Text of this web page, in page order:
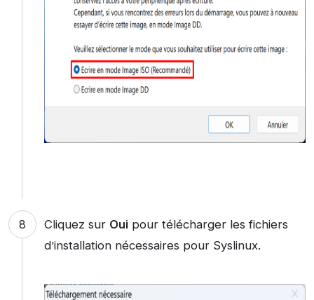
Cliquez sur Ouipour télécharger les fichiers
d’installation nécessaires pour Syslinux.